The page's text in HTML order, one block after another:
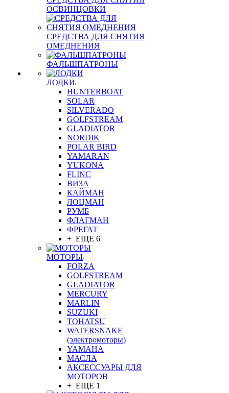
ОСВИНЦОВКИ
СРЕДСТВА ДЛЯ СНЯТИЯ
ОМЕДНЕНИЯ
ФАЛЬШПАТРОНЫ
ЛОДКИ
HUNTERBOAT
SOLAR
SILVERADO
GOLFSTREAM
GLADIATOR
NORDIK
POLAR BIRD
YAMARAN
YUKONA
FLINC
ВИЗА
КАЙМАН
ЛОЦМАН
РУМБ
ФЛАГМАН
ФРЕГАТ
+ ЕЩЕ 6
МОТОРЫ
FORZA
GOLFSTREAM
GLADIATOR
MERCURY
MARLIN
SUZUKI
TOHATSU
WATERSNAKE
(электромоторы)
YAMAHA
МАСЛА
АКСЕССУАРЫ ДЛЯ
МОТОРОВ
+ ЕЩЕ 1